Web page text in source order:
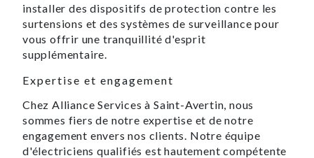
installer des dispositifs de protection contre les
surtensions et des systèmes de surveillance pour
vous offrir une tranquillité d'esprit
supplémentaire.
Expertise et engagement
Chez Alliance Services à Saint-Avertin, nous
sommes fiers de notre expertise et de notre
engagement envers nos clients. Notre équipe
d'électriciens qualifiés est hautement compétente